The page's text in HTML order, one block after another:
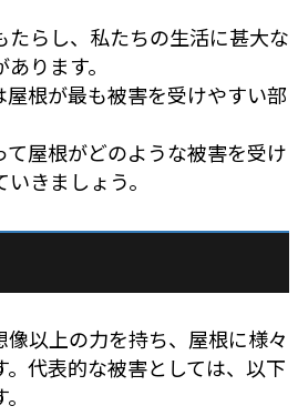
たらし、私たちの生活に甚大な
ります。
根が最も被害を受けやすい部
て屋根がどのような被害を受け
きましょう。
以上の力を持ち、屋根に様々
代表的な被害としては、以下